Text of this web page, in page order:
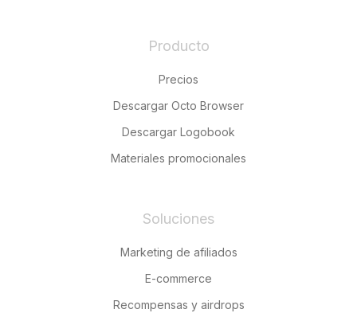
Producto
Precios
Descargar Octo Browser
Descargar Logobook
Materiales promocionales
Soluciones
Marketing de afiliados
E-commerce
Recompensas y airdrops